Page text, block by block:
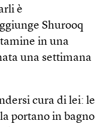
è
Shurooq
in una
una settimana
cura di lei: le
portano in bagno